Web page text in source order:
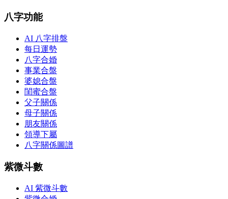
八字功能
AI 八字排盤
每日運勢
八字合婚
事業合盤
婆媳合盤
閨蜜合盤
父子關係
母子關係
朋友關係
領導下屬
八字關係圖譜
紫微斗數
AI 紫微斗數